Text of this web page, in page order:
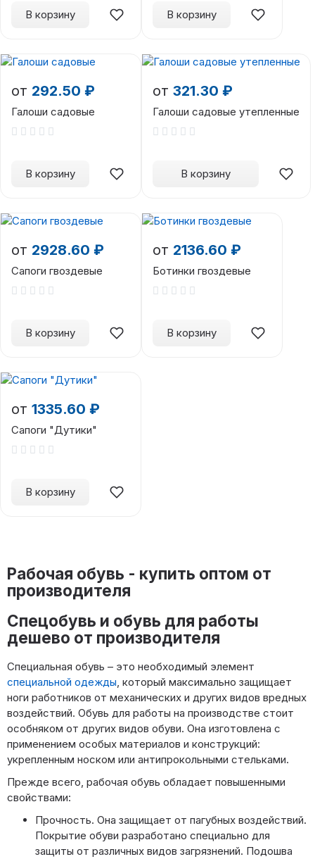
В корзину В корзину
от 292.50 ₽
Галоши садовые
В корзину
от 321.30 ₽
Галоши садовые утепленные
В корзину
от 2928.60 ₽
Сапоги гвоздевые
В корзину
от 2136.60 ₽
Ботинки гвоздевые
В корзину
от 1335.60 ₽
Сапоги "Дутики"
В корзину
Рабочая обувь - купить оптом от
производителя
Спецобувь и обувь для работы
дешево от производителя
Специальная обувь – это необходимый элемент
специальной одежды, который максимально защищает
ноги работников от механических и других видов вредных
воздействий. Обувь для работы на производстве стоит
особняком от других видов обуви. Она изготовлена с
применением особых материалов и конструкций:
укрепленным носком или антипрокольными стельками.
Прежде всего, рабочая обувь обладает повышенными
свойствами:
Прочность. Она защищает от пагубных воздействий.
Покрытие обуви разработано специально для
защиты от различных видов загрязнений. Подошва